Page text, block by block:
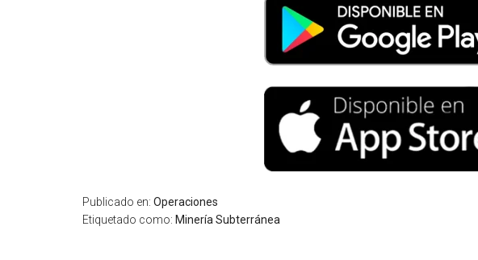
Publicado en: Operaciones
Etiquetado como: Minería Subterránea